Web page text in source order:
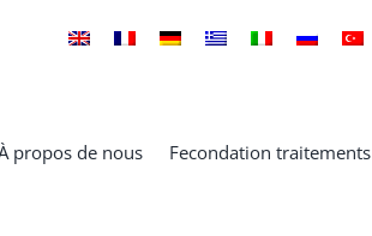
propos de nous Fecondation traitements